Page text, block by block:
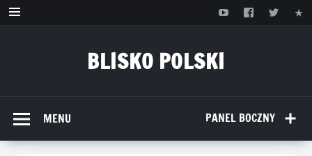
Przejdź
BLISKO POLSKI
PANEL BOCZNY
MENU